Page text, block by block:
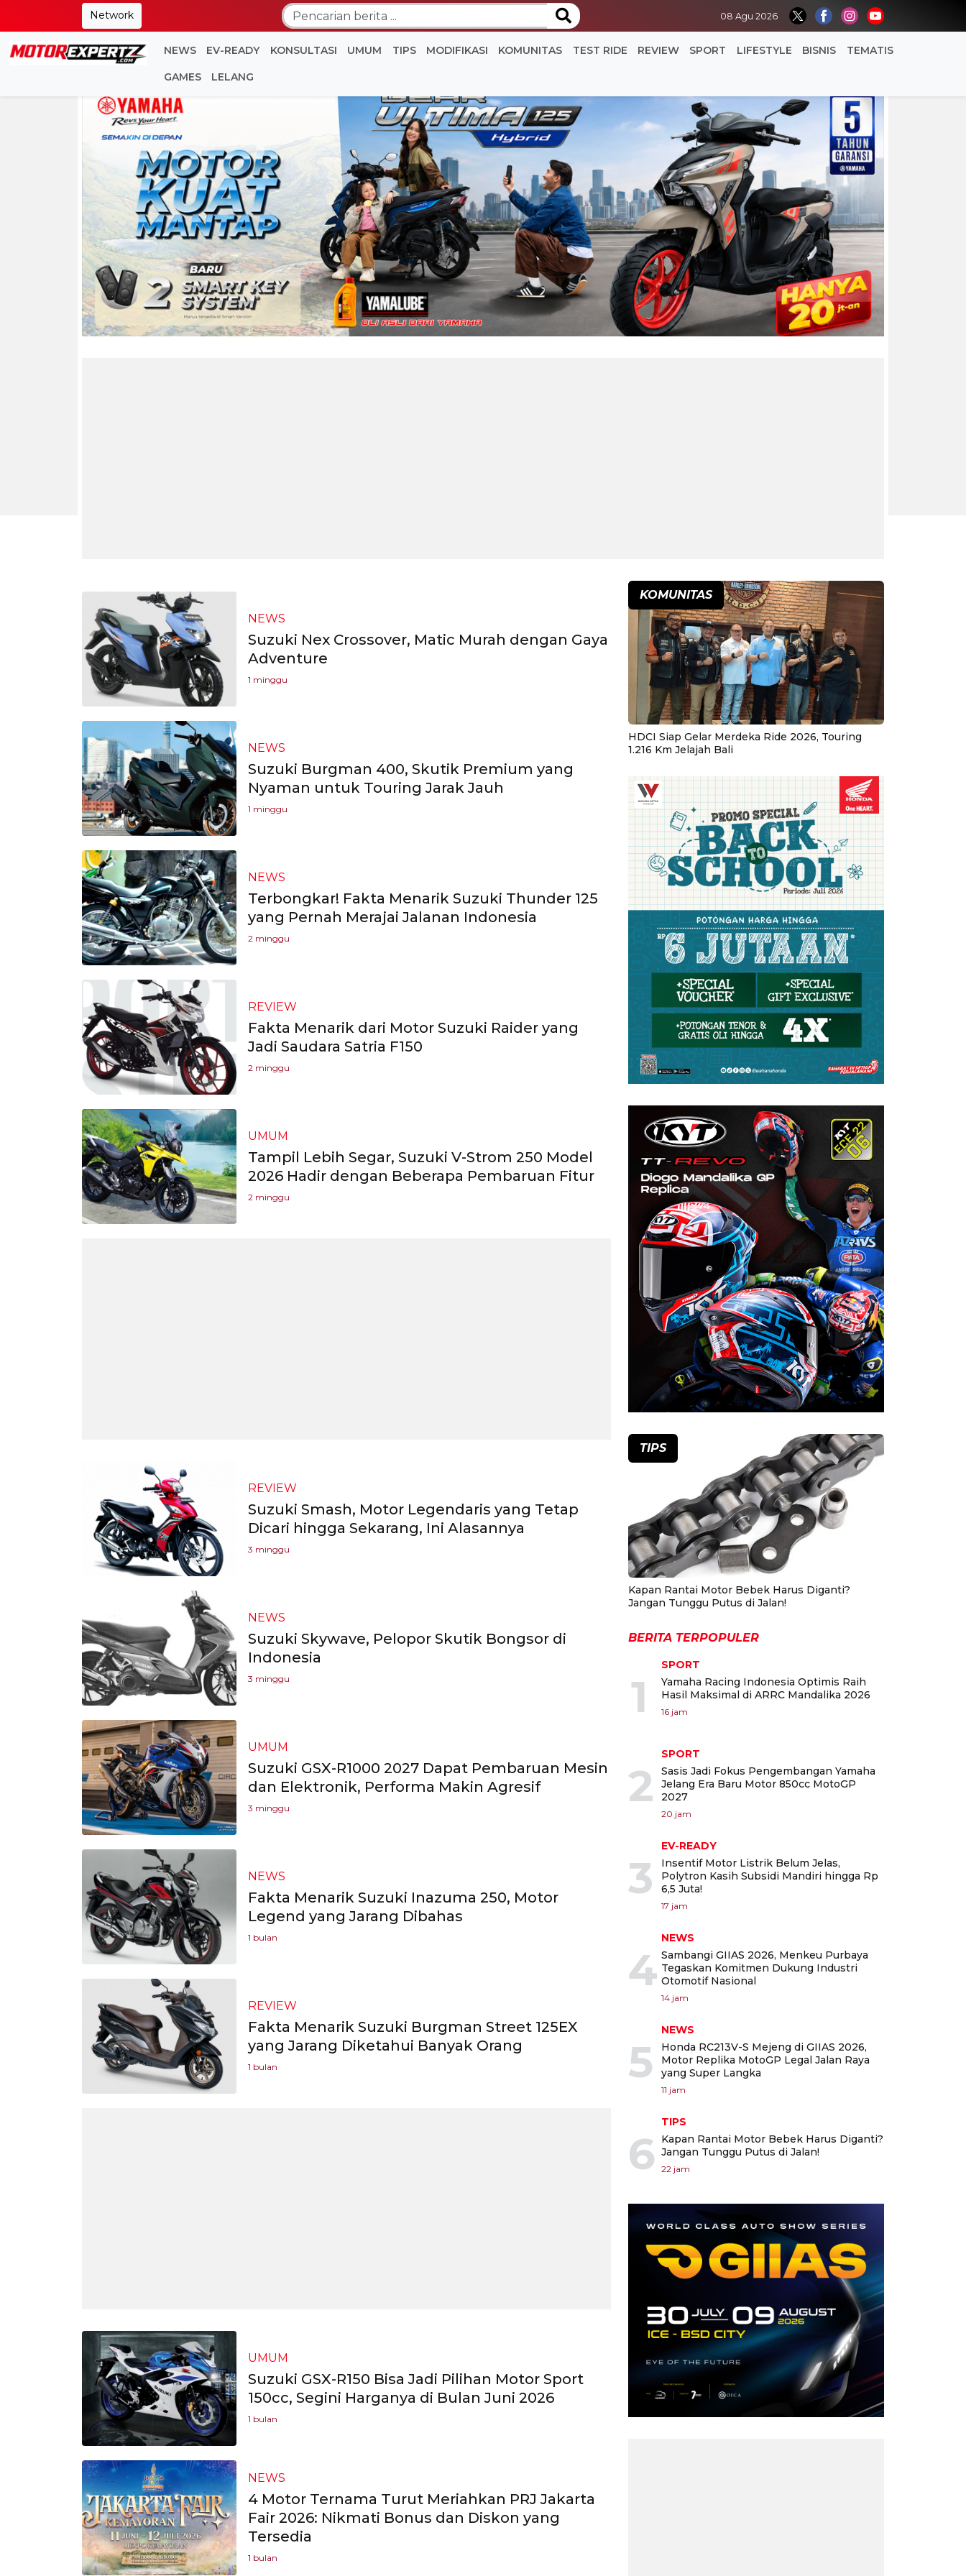
Network 08 Agu 2026
NEWS EV-READY KONSULTASI UMUM TIPS MODIFIKASI KOMUNITAS TEST RIDE REVIEW SPORT LIFESTYLE BISNIS TEMATIS
GAMES LELANG
NEWS
Suzuki Nex Crossover, Matic Murah dengan Gaya
Adventure
1 minggu
NEWS
Suzuki Burgman 400, Skutik Premium yang
Nyaman untuk Touring Jarak Jauh
1 minggu
NEWS
Terbongkar! Fakta Menarik Suzuki Thunder 125
yang Pernah Merajai Jalanan Indonesia
2 minggu
REVIEW
Fakta Menarik dari Motor Suzuki Raider yang
Jadi Saudara Satria F150
2 minggu
UMUM
Tampil Lebih Segar, Suzuki V-Strom 250 Model
2026 Hadir dengan Beberapa Pembaruan Fitur
2 minggu
REVIEW
Suzuki Smash, Motor Legendaris yang Tetap
Dicari hingga Sekarang, Ini Alasannya
3 minggu
NEWS
Suzuki Skywave, Pelopor Skutik Bongsor di
Indonesia
3 minggu
UMUM
Suzuki GSX-R1000 2027 Dapat Pembaruan Mesin
dan Elektronik, Performa Makin Agresif
3 minggu
NEWS
Fakta Menarik Suzuki Inazuma 250, Motor
Legend yang Jarang Dibahas
1 bulan
REVIEW
Fakta Menarik Suzuki Burgman Street 125EX
yang Jarang Diketahui Banyak Orang
1 bulan
UMUM
Suzuki GSX-R150 Bisa Jadi Pilihan Motor Sport
150cc, Segini Harganya di Bulan Juni 2026
1 bulan
NEWS
4 Motor Ternama Turut Meriahkan PRJ Jakarta
Fair 2026: Nikmati Bonus dan Diskon yang
Tersedia
1 bulan
KOMUNITAS
HDCI Siap Gelar Merdeka Ride 2026, Touring
1.216 Km Jelajah Bali
TIPS
Kapan Rantai Motor Bebek Harus Diganti?
Jangan Tunggu Putus di Jalan!
BERITA TERPOPULER
1
SPORT
Yamaha Racing Indonesia Optimis Raih
Hasil Maksimal di ARRC Mandalika 2026
16 jam
2
SPORT
Sasis Jadi Fokus Pengembangan Yamaha
Jelang Era Baru Motor 850cc MotoGP
2027
20 jam
3
EV-READY
Insentif Motor Listrik Belum Jelas,
Polytron Kasih Subsidi Mandiri hingga Rp
6,5 Juta!
17 jam
4
NEWS
Sambangi GIIAS 2026, Menkeu Purbaya
Tegaskan Komitmen Dukung Industri
Otomotif Nasional
14 jam
5
NEWS
Honda RC213V-S Mejeng di GIIAS 2026,
Motor Replika MotoGP Legal Jalan Raya
yang Super Langka
11 jam
6
TIPS
Kapan Rantai Motor Bebek Harus Diganti?
Jangan Tunggu Putus di Jalan!
22 jam